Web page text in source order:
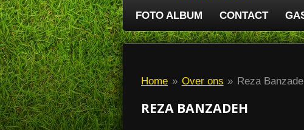
FOTO ALBUM
CONTACT
Home » Over ons » Reza
REZA BANZADEH